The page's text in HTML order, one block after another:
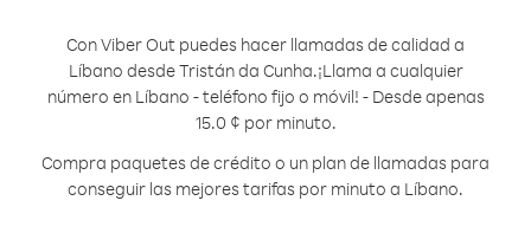
Con Viber Out puedes hacer llamadas de calidad a
Líbano desde Tristán da Cunha.¡Llama a cualquier
número en Líbano - teléfono fijo o móvil! - Desde apenas
15.0 ¢ por minuto.
Compra paquetes de crédito o un plan de llamadas para
conseguir las mejores tarifas por minuto a Líbano.